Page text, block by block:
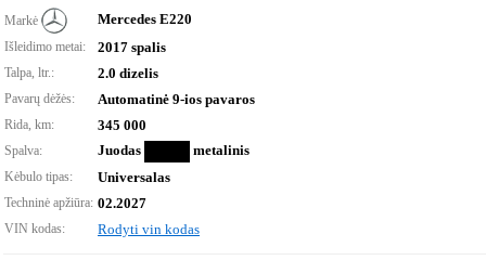
Markė Mercedes E220
Išleidimo metai: 2017 spalis
Talpa, ltr.: 2.0 dizelis
Pavarų dėžės: Automatinė 9-ios pavaros
Rida, km: 345 000
Spalva: Juodas metalinis
Kėbulo tipas: Universalas
Techninė apžiūra: 02.2027
VIN kodas: Rodyti vin kodas